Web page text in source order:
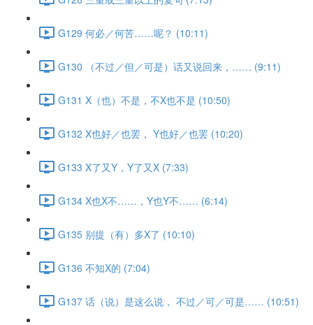
G129 何必／何苦……呢？ (10:11)
G130 （不过／但／可是）话又说回来，…… (9:11)
G131 X（也）不是，不X也不是 (10:50)
G132 X也好／也罢， Y也好／也罢 (10:20)
G133 X了又Y，Y了又X (7:33)
G134 X也X不……，Y也Y不…… (6:14)
G135 别提（有）多X了 (10:10)
G136 不知X的 (7:04)
G137 话（说）是这么说， 不过／可／可是…… (10:51)